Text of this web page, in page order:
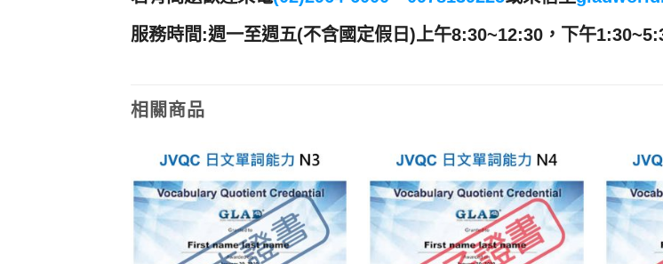
服務時間:週一至週五(不含國定假日)上午8:30~12:30，下午
相關商品